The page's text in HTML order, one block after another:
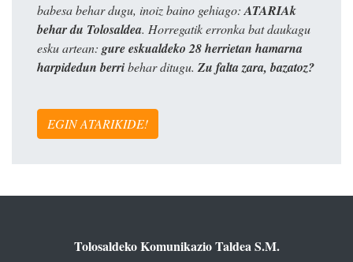
babesa behar dugu, inoiz baino gehiago: ATARIAk
behar du Tolosaldea. Horregatik erronka bat daukagu
esku artean: gure eskualdeko 28 herrietan hamarna
harpidedun berribehar ditugu. Zu falta zara, bazatoz?
EGIN ATARIKIDE!
Tolosaldeko Komunikazio Taldea S.M.